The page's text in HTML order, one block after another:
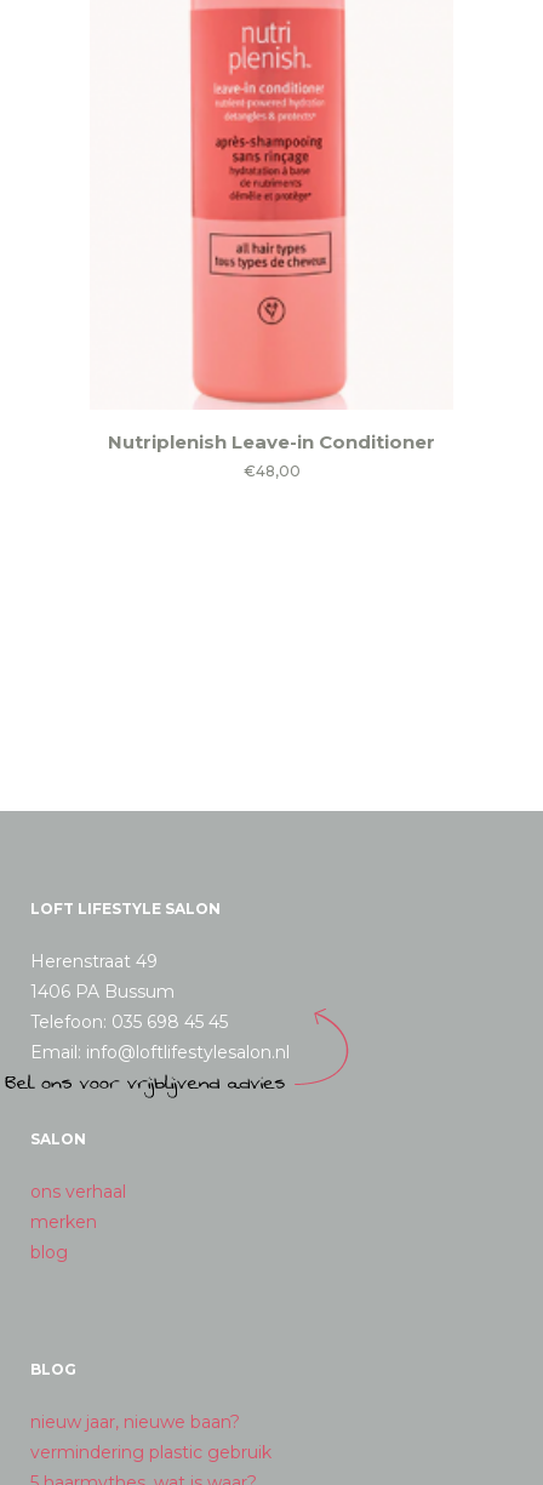
Nutriplenish Leave-in Conditioner
€48,00
LOFT LIFESTYLE SALON
Herenstraat 49
1406 PA Bussum
Telefoon: 035 698 45 45
Email: info@loftlifestylesalon.nl
SALON
ons verhaal
merken
blog
BLOG
nieuw jaar, nieuwe baan?
vermindering plastic gebruik